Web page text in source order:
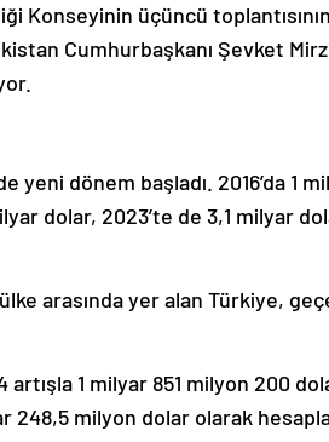
Konseyinin üçüncü
Cumhurbaşkanı Şevket
dönem başladı. 2016’da 1
dolar, 2023’te de 3,1 milyar
arasında yer alan Türkiye,
artışla 1 milyar 851 milyon 200
248,5 milyon dolar olarak